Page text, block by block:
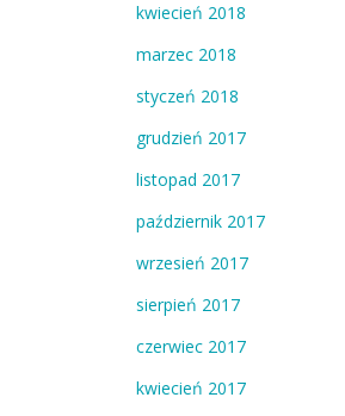
kwiecień 2018
marzec 2018
styczeń 2018
grudzień 2017
listopad 2017
październik 2017
wrzesień 2017
sierpień 2017
czerwiec 2017
kwiecień 2017